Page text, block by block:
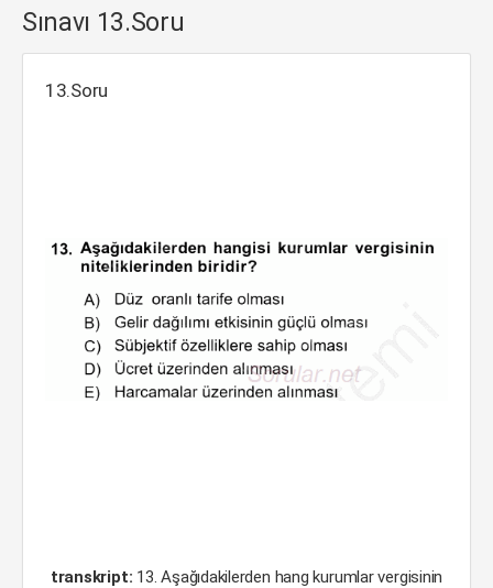
Sınavı 13.Soru
13.Soru
transkript: 13. Aşağıdakilerden hang kurumlar vergisinin